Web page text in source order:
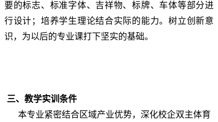
要的标志、标准字体、吉祥物、标牌、车体等部分进
行设计；培养学生理论结合实际的能力。树立创新意
识，为以后的专业课打下坚实的基础。
三、教学实训条件
本专业紧密结合区域产业优势，深化校企双主体育